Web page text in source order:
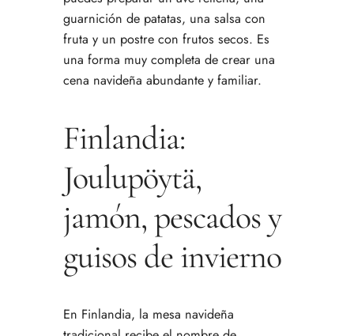
guarnición de patatas, una salsa con
fruta y un postre con frutos secos. Es
una forma muy completa de crear una
cena navideña abundante y familiar.
Finlandia:
Joulupöytä,
jamón, pescados y
guisos de invierno
En Finlandia, la mesa navideña